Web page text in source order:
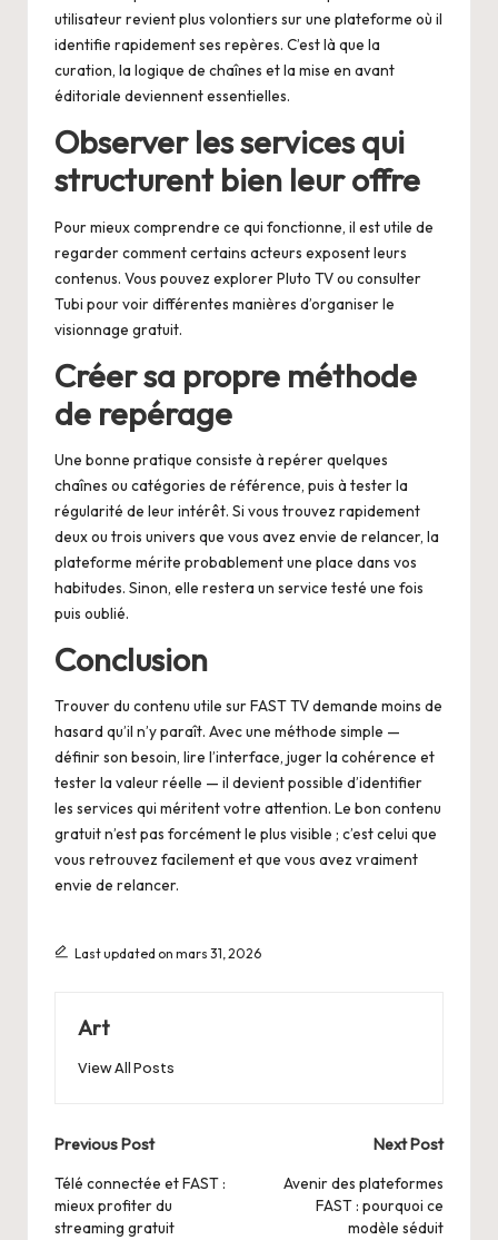
utilisateur revient plus volontiers sur une plateforme où il
identifie rapidement ses repères. C’est là que la
curation, la logique de chaînes et la mise en avant
éditoriale deviennent essentielles.
Observer les services qui
structurent bien leur offre
Pour mieux comprendre ce qui fonctionne, il est utile de
regarder comment certains acteurs exposent leurs
contenus. Vous pouvez explorerPluto TVou consulter
Tubi pour voir différentes manières d’organiser le
visionnage gratuit.
Créer sa propre méthode
de repérage
Une bonne pratique consiste à repérer quelques
chaînes ou catégories de référence, puis à tester la
régularité de leur intérêt. Si vous trouvez rapidement
deux ou trois univers que vous avez envie de relancer, la
plateforme mérite probablement une place dans vos
habitudes. Sinon, elle restera un service testé une fois
puis oublié.
Conclusion
Trouver du contenu utile sur FAST TV demande moins de
hasard qu’il n’y paraît. Avec une méthode simple —
définir son besoin, lire l’interface, juger la cohérence et
tester la valeur réelle — il devient possible d’identifier
les services qui méritent votre attention. Le bon contenu
gratuit n’est pas forcément le plus visible ; c’est celui que
vous retrouvez facilement et que vous avez vraiment
envie de relancer.
Last updated on mars 31, 2026
Art
View All Posts
Post
navigation
Previous Post
Télé connectée et FAST :
mieux profiter du
streaming gratuit
Next Post
Avenir des plateformes
FAST : pourquoi ce
modèle séduit